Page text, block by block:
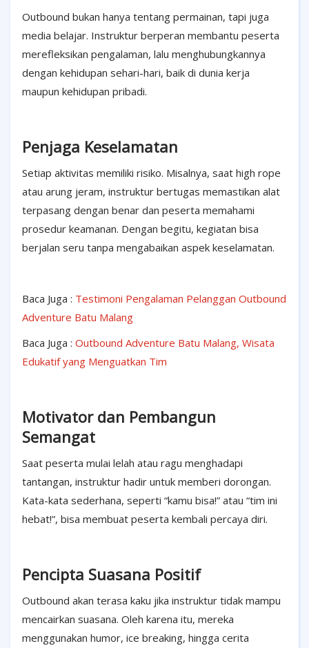
Outbound bukan hanya tentang permainan, tapi juga
media belajar. Instruktur berperan membantu peserta
merefleksikan pengalaman, lalu menghubungkannya
dengan kehidupan sehari-hari, baik di dunia kerja
maupun kehidupan pribadi.
Penjaga Keselamatan
Setiap aktivitas memiliki risiko. Misalnya, saat high rope
atau arung jeram, instruktur bertugas memastikan alat
terpasang dengan benar dan peserta memahami
prosedur keamanan. Dengan begitu, kegiatan bisa
berjalan seru tanpa mengabaikan aspek keselamatan.
Baca Juga : Testimoni Pengalaman Pelanggan Outbound
Adventure Batu Malang
Baca Juga : Outbound Adventure Batu Malang, Wisata
Edukatif yang Menguatkan Tim
Motivator dan Pembangun
Semangat
Saat peserta mulai lelah atau ragu menghadapi
tantangan, instruktur hadir untuk memberi dorongan.
Kata-kata sederhana, seperti “kamu bisa!” atau “tim ini
hebat!”, bisa membuat peserta kembali percaya diri.
Pencipta Suasana Positif
Outbound akan terasa kaku jika instruktur tidak mampu
mencairkan suasana. Oleh karena itu, mereka
menggunakan humor, ice breaking, hingga cerita